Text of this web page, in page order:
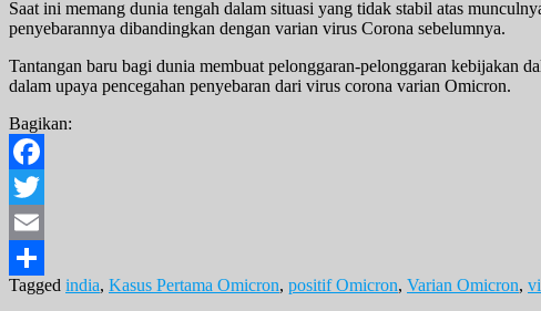
Saat ini memang dunia tengah dalam situasi yang tidak stabil atas
penyebarannya dibandingkan dengan varian virus Corona sebelumnya.
Tantangan baru bagi dunia membuat pelonggaran-pelonggaran kebijakan
dalam upaya pencegahan penyebaran dari virus corona varian Omicron.
Bagikan:
Facebook
Twitter
Email
Share
Tagged india, Kasus Pertama Omicron, positif Omicron, Varian Omicron,